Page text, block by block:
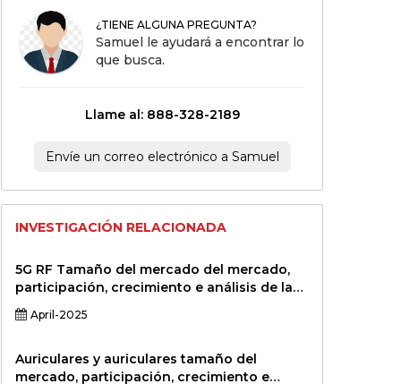
¿TIENE ALGUNA PREGUNTA?
Samuel le ayudará a encontrar lo
que busca.
Llame al: 888-328-2189
Envíe un correo electrónico a Samuel
INVESTIGACIÓN RELACIONADA
5G RF Tamaño del mercado del mercado,
participación, crecimiento e análisis de la
industria, por componente (amplificadores
de potencia, amplificadores de bajo ruido,
banda de frecuencia (sub-6 GHz, MMWAVE),
por aplicación (infraestructura de
April-2025
Auriculares y auriculares tamaño del
mercado, participación, crecimiento e